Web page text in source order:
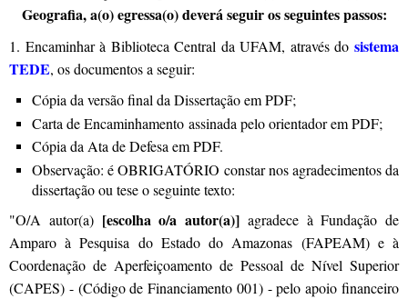
Geografia, a(o) egressa(o) deverá seguir os seguintes passos:
1. Encaminhar à Biblioteca Central da UFAM, através do sistema
TEDE, os documentos a seguir:
Cópia da versão final da Dissertação em PDF;
Carta de Encaminhamento assinada pelo orientador em PDF;
Cópia da Ata de Defesa em PDF.
Observação: é OBRIGATÓRIO constar nos agradecimentos da
dissertação ou tese o seguinte texto:
"O/A autor(a) [escolha o/a autor(a)] agradece à Fundação de
Amparo à Pesquisa do Estado do Amazonas (FAPEAM) e à
Coordenação de Aperfeiçoamento de Pessoal de Nível Superior
(CAPES) - (Código de Financiamento 001) - pelo apoio financeiro